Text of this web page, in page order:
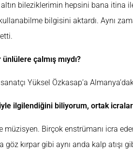
bileziklerimin hepsini bana itina
bilgisini aktardı. Aynı
ünlülere çalmış mıydı?
Yüksel Özkasap’a
ilgilendiğini biliyorum, ortak
müzisyen. Birçok enstrümanı icra
göz kırpar gibi aynı anda kalp atışı